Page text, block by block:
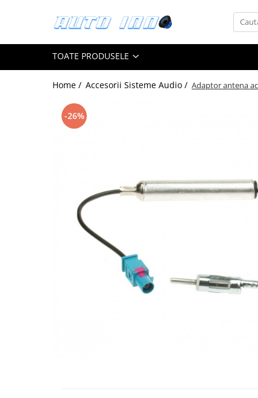
Accesorii interior
Covorase cauciuc auto dedicate
Accesorii Sisteme Audio
TOATE PRODUSELE
Home / Accesorii Sisteme Audio / Adaptor antena
-26%